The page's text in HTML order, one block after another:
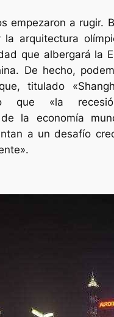
empezaron a rugir.
arquitectura
que albergará la
De hecho,
titulado
que «la
la economía
a un desafío